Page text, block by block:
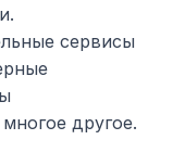
сервисы
другое.